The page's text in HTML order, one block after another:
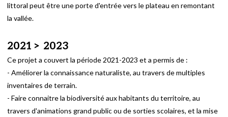
littoral peut être une porte d'entrée vers le plateau en remontant
la vallée.
2021 > 2023
Ce projet a couvert la période 2021-2023 et a permis de :
- Améliorer la connaissance naturaliste, au travers de multiples
inventaires de terrain.
- Faire connaitre la biodiversité aux habitants du territoire, au
travers d'animations grand public ou de sorties scolaires, et la mise